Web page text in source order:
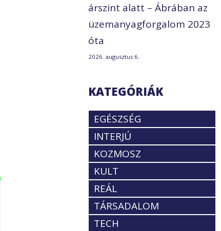
árszint alatt – Ábrában az
üzemanyagforgalom 2023
óta
2026. augusztus 6.
KATEGÓRIÁK
EGÉSZSÉG
INTERJÚ
KOZMOSZ
KULT
REÁL
TÁRSADALOM
TECH